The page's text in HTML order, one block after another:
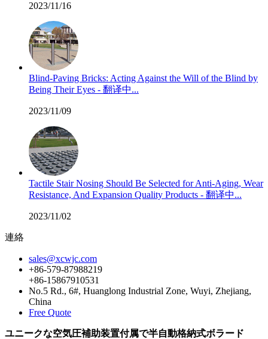
2023/11/16
Blind-Paving Bricks: Acting Against the Will of the Blind by
Being Their Eyes - 翻译中...
2023/11/09
Tactile Stair Nosing Should Be Selected for Anti-Aging, Wear
Resistance, And Expansion Quality Products - 翻译中...
2023/11/02
連絡
sales@xcwjc.com
+86-579-87988219
+86-15867910531
No.5 Rd., 6#, Huanglong Industrial Zone, Wuyi, Zhejiang,
China
Free Quote
ユニークな空気圧補助装置付属で半自動格納式ボラード